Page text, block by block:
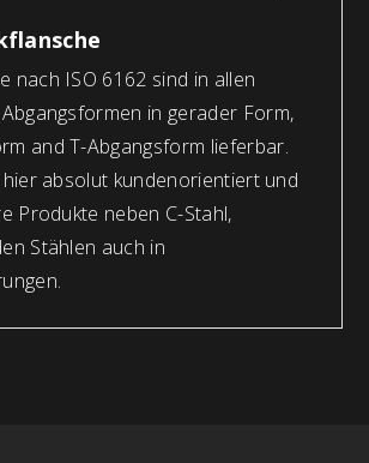
nach ISO 6162 sind in allen
in gerader Form,
and T-Abgangsform lieferbar.
absolut kundenorientiert und
Produkte neben C-Stahl,
Stählen auch in